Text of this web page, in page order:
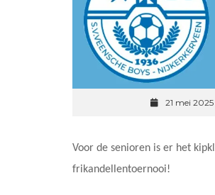
21 mei 2025
Voor de senioren is er het
frikandellentoernooi!